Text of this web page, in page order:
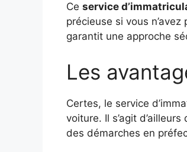
Ce service
précieuse si vous
garantit une approche
Les
Certes, le service
voiture. Il s’agit
des démarches en